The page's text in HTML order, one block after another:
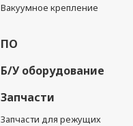
Вакуумное крепление
ПО
Б/У оборудование
Запчасти
Запчасти для режущих